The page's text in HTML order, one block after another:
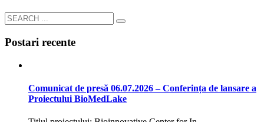
Postari recente
Comunicat de presă 06.07.2026 – Conferința de lansare a
Proiectului BioMedLake